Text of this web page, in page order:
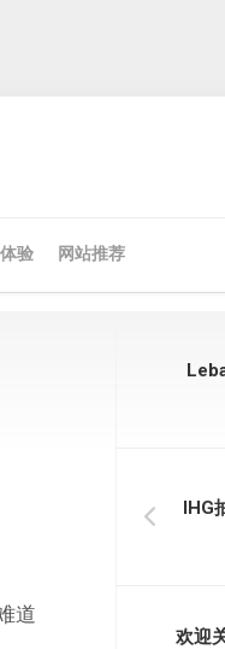
验 网站推荐
道
IHG
欢迎